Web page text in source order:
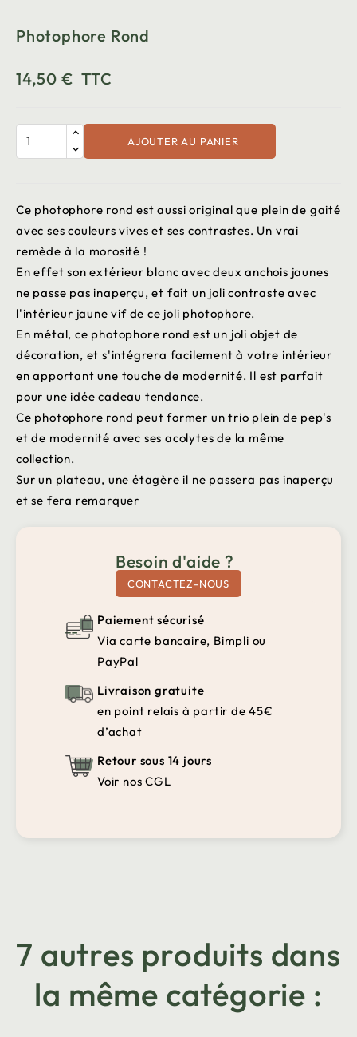
Photophore Rond
14,50 € TTC
AJOUTER AU PANIER
Ce photophore rond est aussi original que plein de gaité
avec ses couleurs vives et ses contrastes. Un vrai
remède à la morosité !
En effet son extérieur blanc avec deux anchois jaunes
ne passe pas inaperçu, et fait un joli contraste avec
l'intérieur jaune vif de ce joli photophore.
En métal, ce photophore rond est un joli objet de
décoration, et s'intégrera facilement à votre intérieur
en apportant une touche de modernité. Il est parfait
pour une idée cadeau tendance.
Ce photophore rond peut former un trio plein de pep's
et de modernité avec ses acolytes de la même
collection.
Sur un plateau, une étagère il ne passera pas inaperçu
et se fera remarquer
Besoin d'aide ?
CONTACTEZ-NOUS
Paiement sécurisé
Via carte bancaire, Bimpli ou
PayPal
Livraison gratuite
en point relais à partir de 45€
d’achat
Retour sous 14 jours
Voir nos CGL
7 autres produits dans
la même catégorie :